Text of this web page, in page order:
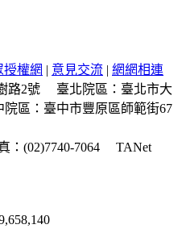
授權網 | 意見交流 | 網網相連
路2號
臺北院區：臺北市大
院區：臺中市豐原區師範街67
：(02)7740-7064
TANet